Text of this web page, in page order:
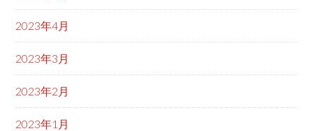
2023年4月
2023年3月
2023年2月
2023年1月